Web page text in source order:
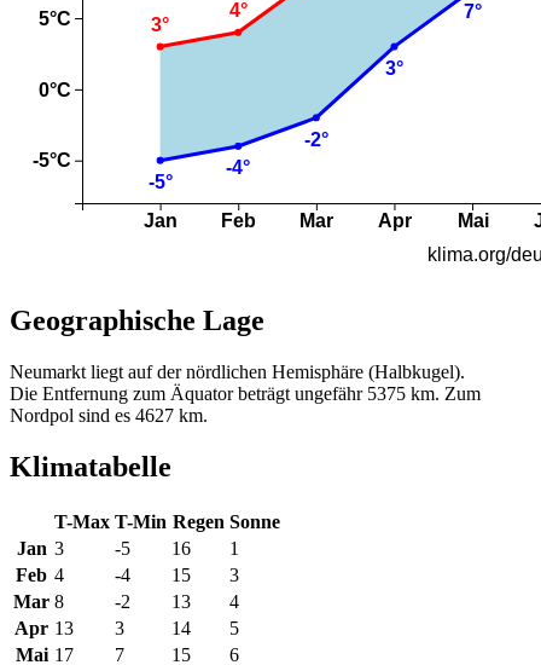
Geographische Lage
Neumarkt liegt auf der nördlichen Hemisphäre (Halbkugel).
Die Entfernung zum Äquator beträgt ungefähr 5375 km. Zum
Nordpol sind es 4627 km.
Klimatabelle
T-Max T-Min Regen Sonne
Jan 3 -5 16
1
Feb 4 -4 15
3
Mar 8 -2 13
4
Apr 13 3 14
5
Mai 17 7 15 6